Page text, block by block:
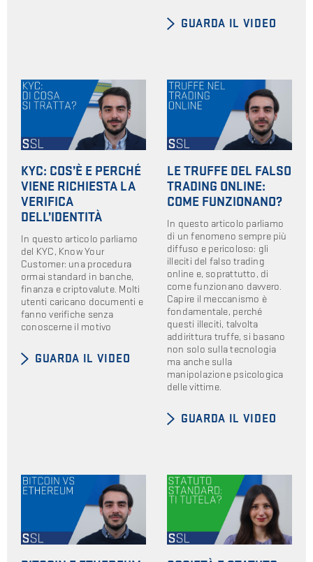
GUARDA IL VIDEO
KYC: COS’È E PERCHÉ
VIENE RICHIESTA LA
VERIFICA
DELL’IDENTITÀ
In questo articolo parliamo
del KYC, Know Your
Customer: una procedura
ormai standard in banche,
finanza e criptovalute. Molti
utenti caricano documenti e
fanno verifiche senza
conoscerne il motivo
GUARDA IL VIDEO
LE TRUFFE DEL FALSO
TRADING ONLINE:
COME FUNZIONANO?
In questo articolo parliamo
di un fenomeno sempre più
diffuso e pericoloso: gli
illeciti del falso trading
online e, soprattutto, di
come funzionano davvero.
Capire il meccanismo è
fondamentale, perché
questi illeciti, talvolta
addirittura truffe, si basano
non solo sulla tecnologia
ma anche sulla
manipolazione psicologica
delle vittime.
GUARDA IL VIDEO